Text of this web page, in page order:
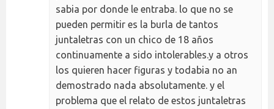
sabia por donde le entraba. lo que no se
pueden permitir es la burla de tantos
juntaletras con un chico de 18 años
continuamente a sido intolerables.y a otros
los quieren hacer figuras y todabia no an
demostrado nada absolutamente. y el
problema que el relato de estos juntaletras